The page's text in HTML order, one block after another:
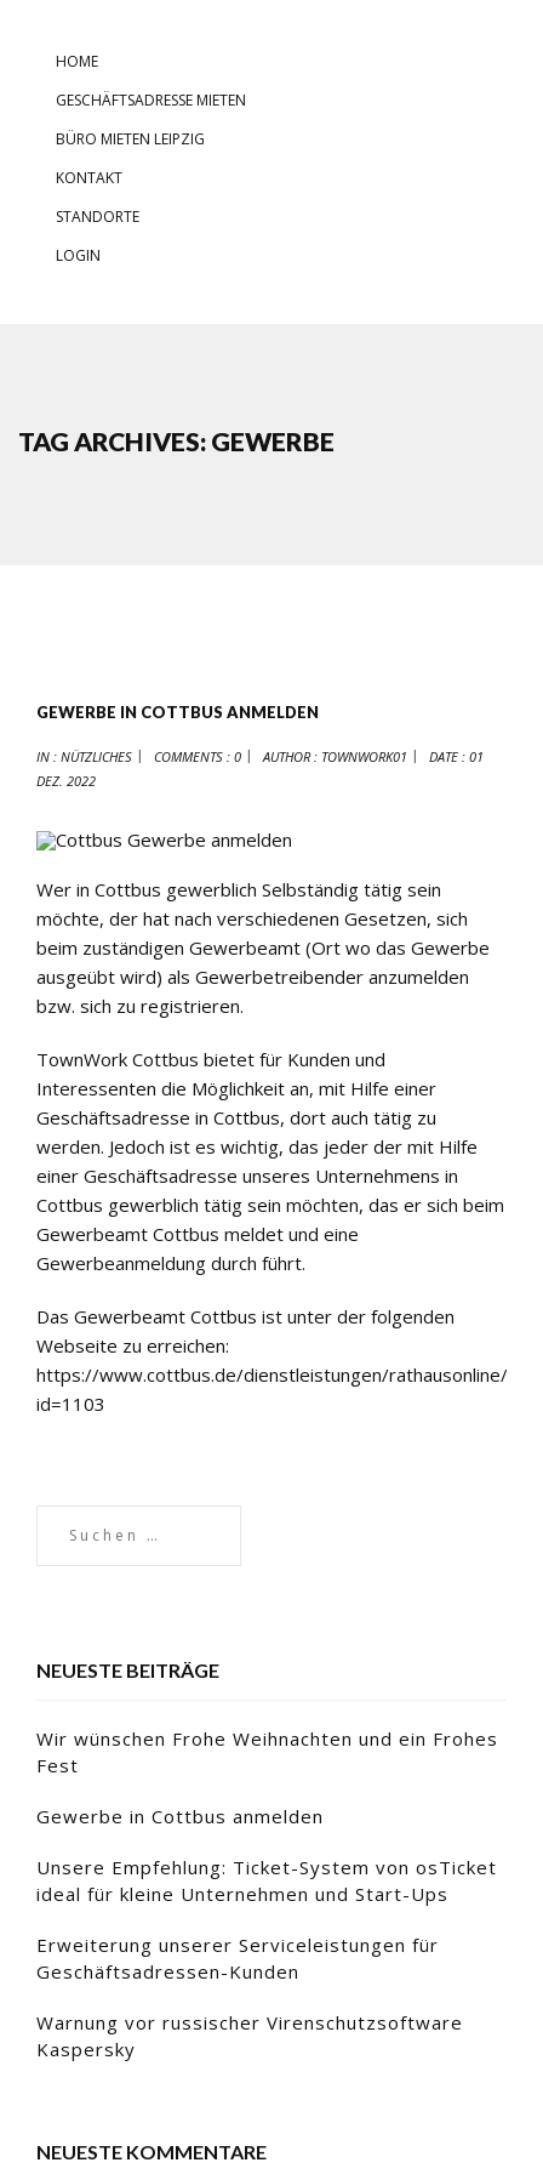
HOME
GESCHÄFTSADRESSE MIETEN
BÜRO MIETEN LEIPZIG
KONTAKT
STANDORTE
LOGIN
TAG ARCHIVES: GEWERBE
GEWERBE IN COTTBUS ANMELDEN
IN : NÜTZLICHES COMMENTS : 0 AUTHOR : TOWNWORK01 DATE : 01
DEZ. 2022
Wer in Cottbus gewerblich Selbständig tätig sein
möchte, der hat nach verschiedenen Gesetzen, sich
beim zuständigen Gewerbeamt (Ort wo das Gewerbe
ausgeübt wird) als Gewerbetreibender anzumelden
bzw. sich zu registrieren.
TownWork Cottbus bietet für Kunden und
Interessenten die Möglichkeit an, mit Hilfe einer
Geschäftsadresse in Cottbus, dort auch tätig zu
werden. Jedoch ist es wichtig, das jeder der mit Hilfe
einer Geschäftsadresse unseres Unternehmens in
Cottbus gewerblich tätig sein möchten, das er sich beim
Gewerbeamt Cottbus meldet und eine
Gewerbeanmeldung durch führt.
Das Gewerbeamt Cottbus ist unter der folgenden
Webseite zu erreichen:
https://www.cottbus.de/dienstleistungen/rathausonline/
id=1103
NEUESTE BEITRÄGE
Wir wünschen Frohe Weihnachten und ein Frohes
Fest
Gewerbe in Cottbus anmelden
Unsere Empfehlung: Ticket-System von osTicket
ideal für kleine Unternehmen und Start-Ups
Erweiterung unserer Serviceleistungen für
Geschäftsadressen-Kunden
Warnung vor russischer Virenschutzsoftware
Kaspersky
NEUESTE KOMMENTARE